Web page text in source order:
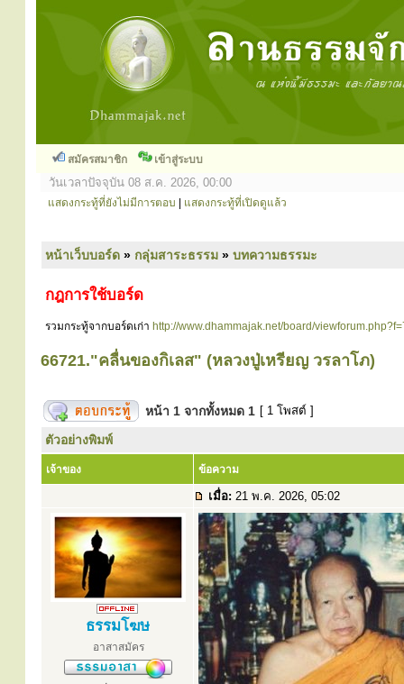
สมัครสมาชิก เข้าสู่ระบบ
วันเวลาปัจจุบัน 08 ส.ค. 2026, 00:00
แสดงกระทู้ที่ยังไม่มีการตอบ แสดงกระทู้ที่เปิดดูแล้ว
หน้าเว็บบอร์ด » กลุ่มสาระธรรม » บทความธรรมะ
กฎการใช้บอร์ด
รวมกระทู้จากบอร์ดเก่า http://www.dhammajak.net/board/
66721."คลื่นของกิเลส" (หลวงปู่เหรียญ วรลาโภ)
หน้า 1 จากทั้งหมด 1 [ 1 โพสต์ ]
ตัวอย่างพิมพ์
เจ้าของ ข้อความ
เมื่อ: 21 พ.ค. 2026, 05:02
ธรรมโฆษ
อาสาสมัคร